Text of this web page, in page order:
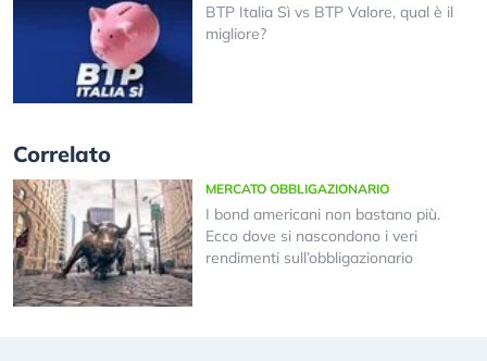
BTP Italia Sì vs BTP Valore, qual è il
migliore?
Correlato
MERCATO OBBLIGAZIONARIO
I bond americani non bastano più.
Ecco dove si nascondono i veri
rendimenti sull’obbligazionario